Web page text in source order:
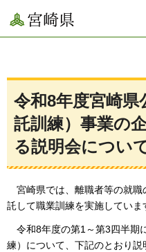
宮崎県
令和8年度宮崎県
託訓練）事業の
る説明会につい
宮崎県では、離職者等の就
託して職業訓練を実施していま
令和8年度の第1～第3四半期
練）について、下記のとおり説